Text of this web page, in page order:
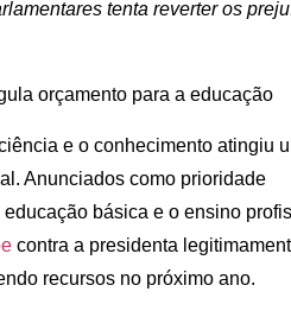
tenta reverter os
para a educação
e o conhecimento atingiu
Anunciados como prioridade
educação básica e o ensino
contra a presidenta
recursos no próximo ano.